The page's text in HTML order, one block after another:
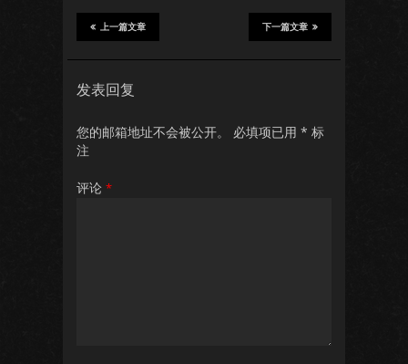
下一篇文章
上一篇文章
发表回复
您的邮箱地址不会被公开。 必填项已用 * 标
注
评论 *